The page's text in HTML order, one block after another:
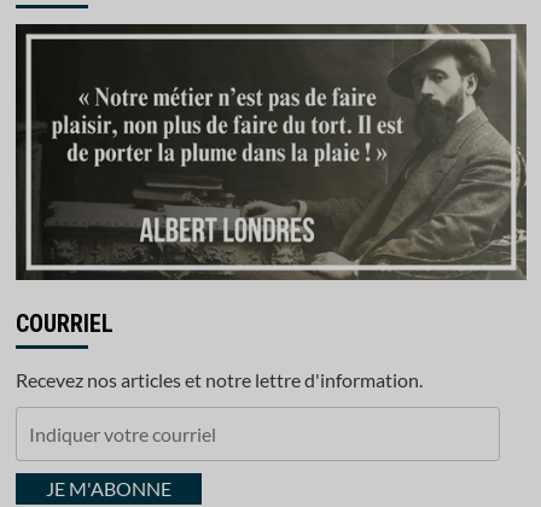
COURRIEL
Recevez nos articles et notre lettre d'information.
courrielJE M'ABONNE